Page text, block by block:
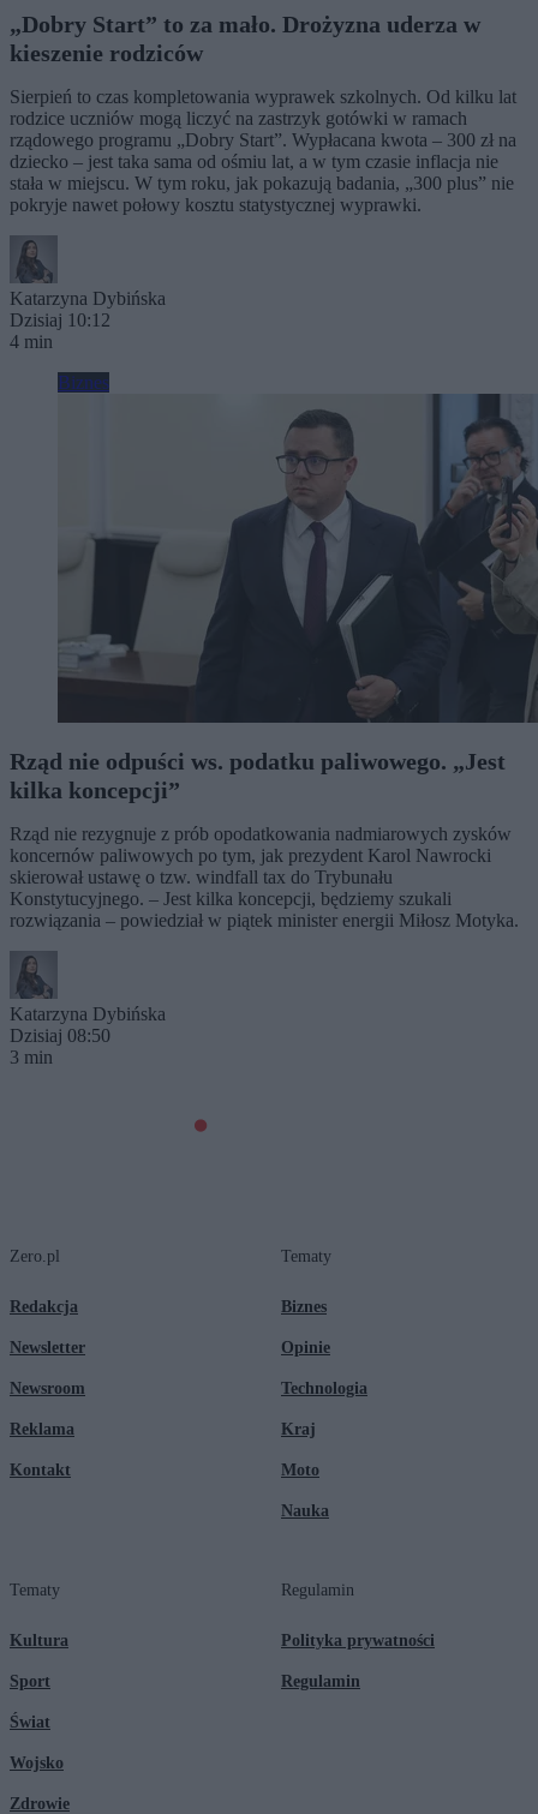
„Dobry Start” to za mało. Drożyzna uderza w
kieszenie rodziców
Sierpień to czas kompletowania wyprawek szkolnych. Od kilku lat
rodzice uczniów mogą liczyć na zastrzyk gotówki w ramach
rządowego programu „Dobry Start”. Wypłacana kwota – 300 zł na
dziecko – jest taka sama od ośmiu lat, a w tym czasie inflacja nie
stała w miejscu. W tym roku, jak pokazują badania, „300 plus” nie
pokryje nawet połowy kosztu statystycznej wyprawki.
Katarzyna Dybińska
Dzisiaj 10:12
4 min
Biznes
Rząd nie odpuści ws. podatku paliwowego. „Jest
kilka koncepcji”
Rząd nie rezygnuje z prób opodatkowania nadmiarowych zysków
koncernów paliwowych po tym, jak prezydent Karol Nawrocki
skierował ustawę o tzw. windfall tax do Trybunału
Konstytucyjnego. – Jest kilka koncepcji, będziemy szukali
rozwiązania – powiedział w piątek minister energii Miłosz Motyka.
Katarzyna Dybińska
Dzisiaj 08:50
3 min
Zero.pl
Redakcja
Newsletter
Newsroom
Reklama
Kontakt
Tematy
Biznes
Opinie
Technologia
Kraj
Moto
Nauka
Tematy
Kultura
Sport
Świat
Wojsko
Zdrowie
Regulamin
Polityka prywatności
Regulamin